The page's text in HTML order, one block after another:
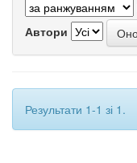
Автори
Результати 1-1 зі 1.